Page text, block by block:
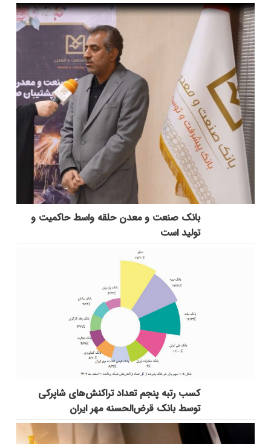
بانك صنعت و معدن حلقه واسط حاكمیت و
تولید است
کسب رتبه پنجم تعداد تراکنش‌های شاپرکی
توسط بانک قرض‌الحسنه مهر ایران